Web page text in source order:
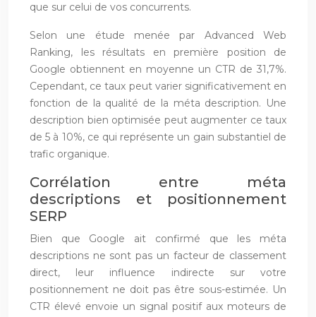
que sur celui de vos concurrents.
Selon une étude menée par Advanced Web
Ranking, les résultats en première position de
Google obtiennent en moyenne un CTR de 31,7%.
Cependant, ce taux peut varier significativement en
fonction de la qualité de la méta description. Une
description bien optimisée peut augmenter ce taux
de 5 à 10%, ce qui représente un gain substantiel de
trafic organique.
Corrélation entre méta
descriptions et positionnement
SERP
Bien que Google ait confirmé que les méta
descriptions ne sont pas un facteur de classement
direct, leur influence indirecte sur votre
positionnement ne doit pas être sous-estimée. Un
CTR élevé envoie un signal positif aux moteurs de